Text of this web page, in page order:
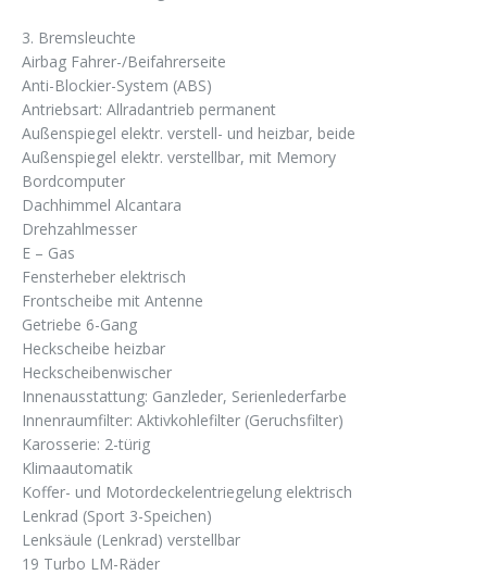
3. Bremsleuchte
Airbag Fahrer-/Beifahrerseite
Anti-Blockier-System (ABS)
Antriebsart: Allradantrieb permanent
Außenspiegel elektr. verstell- und heizbar, beide
Außenspiegel elektr. verstellbar, mit Memory
Bordcomputer
Dachhimmel Alcantara
Drehzahlmesser
E – Gas
Fensterheber elektrisch
Frontscheibe mit Antenne
Getriebe 6-Gang
Heckscheibe heizbar
Heckscheibenwischer
Innenausstattung: Ganzleder, Serienlederfarbe
Innenraumfilter: Aktivkohlefilter (Geruchsfilter)
Karosserie: 2-türig
Klimaautomatik
Koffer- und Motordeckelentriegelung elektrisch
Lenkrad (Sport 3-Speichen)
Lenksäule (Lenkrad) verstellbar
19 Turbo LM-Räder